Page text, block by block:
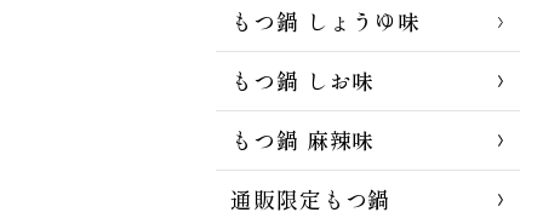
もつ鍋 しょうゆ味
もつ鍋 しお味
もつ鍋 麻辣味
通販限定もつ鍋